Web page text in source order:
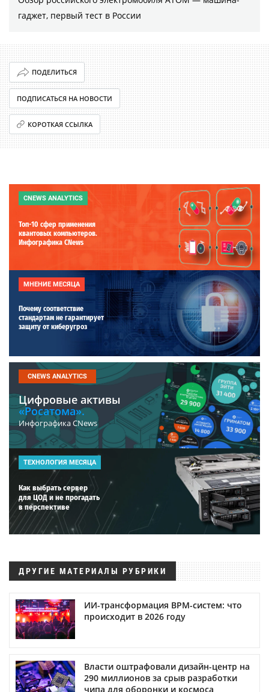
гаджет, первый тест в России
ПОДЕЛИТЬСЯ
ПОДПИСАТЬСЯ НА НОВОСТИ
КОРОТКАЯ ССЫЛКА
CNEWS ANALYTICS
Топ-10 сфер применения
квантовых компьютеров.
Инфографика CNews
МНЕНИЕ МЕСЯЦА
Почему соответствие
стандартам не гарантирует
защиту от киберугроз
CNEWS ANALYTICS
Цифровые активы
«Росатома».
Инфографика CNews
ТЕХНОЛОГИЯ МЕСЯЦА
Как выбрать сервер
для ЦОД и не прогадать
в перспективе
ДРУГИЕ МАТЕРИАЛЫ РУБРИКИ
ИИ-трансформация BPM-систем: что
происходит в 2026 году
Власти оштрафовали дизайн-центр на
290 миллионов за срыв разработки
чипа для оборонки и космоса